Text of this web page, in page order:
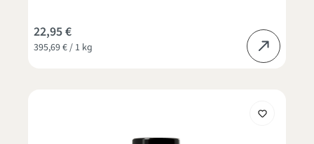
395,69 € / 1 kg
22,95 €